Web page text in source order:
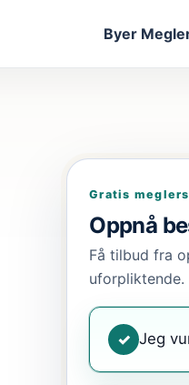
Byer
Gratis
Oppnå
Få tilbud fra
uforpliktende.
✓ Jeg